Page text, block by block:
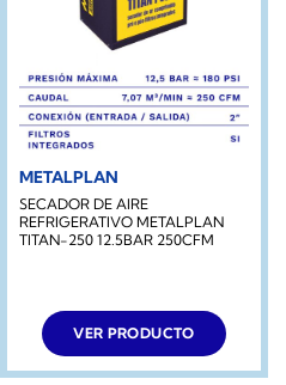
METALPLAN
SECADOR DE AIRE
REFRIGERATIVO METALPLAN
TITAN-250 12.5BAR 250CFM
VER PRODUCTO